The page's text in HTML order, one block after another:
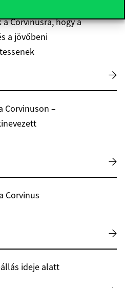
Corvinusra, hogy a
a jövőbeni
Corvinuson –
Corvinus
ideje alatt